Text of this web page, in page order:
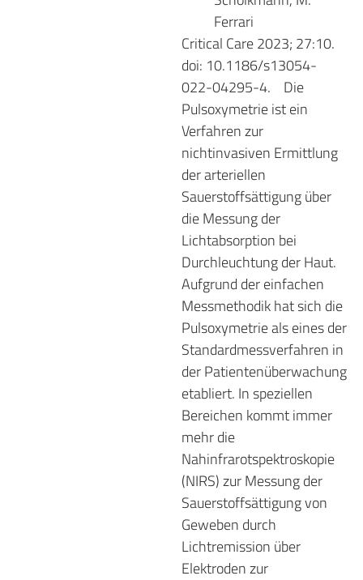
Ferrari
Critical Care 2023; 27:10.
doi: 10.1186/s13054-
022-04295-4.
Die
Pulsoxymetrie ist ein
Verfahren zur
nichtinvasiven Ermittlung
der arteriellen
Sauerstoffsättigung über
die Messung der
Lichtabsorption bei
Durchleuchtung der Haut.
Aufgrund der einfachen
Messmethodik hat sich die
Pulsoxymetrie als eines der
Standardmessverfahren in
der Patientenüberwachung
etabliert. In speziellen
Bereichen kommt immer
mehr die
Nahinfrarotspektroskopie
(NIRS) zur Messung der
Sauerstoffsättigung von
Geweben durch
Lichtremission über
Elektroden zur